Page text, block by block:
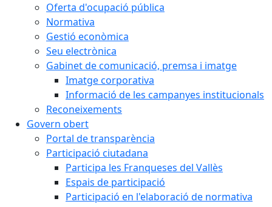
Oferta d'ocupació pública
Normativa
Gestió econòmica
Seu electrònica
Gabinet de comunicació, premsa i imatge
Imatge corporativa
Informació de les campanyes institucionals
Reconeixements
Govern obert
Portal de transparència
Participació ciutadana
Participa les Franqueses del Vallès
Espais de participació
Participació en l'elaboració de normativa